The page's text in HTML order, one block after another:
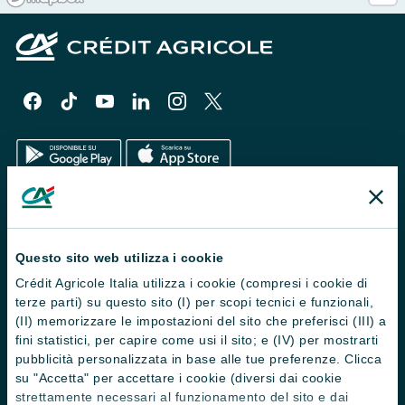
Questo sito web utilizza i cookie
Crédit Agricole Italia utilizza i cookie (compresi i cookie di
terze parti) su questo sito (I) per scopi tecnici e funzionali,
(II) memorizzare le impostazioni del sito che preferisci (III) a
fini statistici, per capire come usi il sito; e (IV) per mostrarti
pubblicità personalizzata in base alle tue preferenze. Clicca
su "Accetta" per accettare i cookie (diversi dai cookie
strettamente necessari al funzionamento del sito e dai
Trova filiali
Contattaci
Domande frequenti
Successioni
Servizi e pagamenti digitali